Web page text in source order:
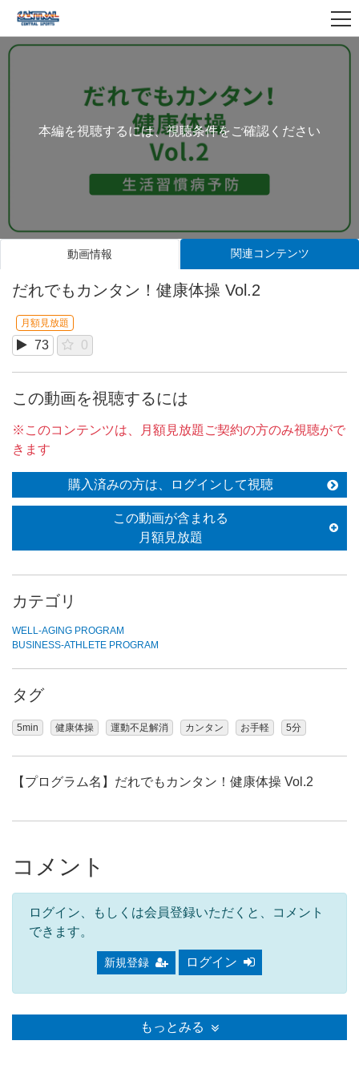
本編を視聴するには、視聴条件をご確認ください
動画情報 関連コンテンツ
だれでもカンタン！健康体操 Vol.2
月額見放題
73 0
この動画を視聴するには
※このコンテンツは、月額見放題ご契約の方のみ視聴がで
きます
購入済みの方は、ログインして視聴
この動画が含まれる
月額見放題
カテゴリ
WELL-AGING PROGRAM
BUSINESS-ATHLETE PROGRAM
タグ
5min 健康体操 運動不足解消 カンタン お手軽 5分
【プログラム名】だれでもカンタン！健康体操 Vol.2
コメント
ログイン、もしくは会員登録いただくと、コメント
できます。
新規登録 ログイン
もっとみる